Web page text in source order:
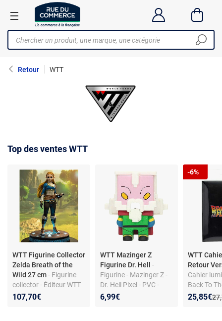
Retour WTT
Top des ventes WTT
WTT Figurine Collector
Zelda Breath of the
Wild 27 cm- Figurine
collector - Éditeur WTT
107,70€
WTT Mazinger Z
Figurine Dr. Hell
-
Figurine - Mazinger Z -
Dr. Hell Pixel - PVC -
Hauteur 7 cm - Vendu
6,99€
WTT
Retour
Cahier
Back To
Nouveau
25,85€
-6%